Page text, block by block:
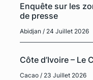
Enquête sur les
de presse
Abidjan / 24 Juillet 2026
Côte d’Ivoire – Le
Cacao / 23 Juillet 2026